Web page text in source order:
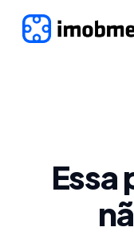
Essa